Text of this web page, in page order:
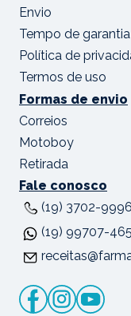
Envio
Tempo de garantia
Política de
Termos de uso
Formas de envio
Correios
Motoboy
Retirada
Fale conosco
(19) 3702-9996
(19) 99707-